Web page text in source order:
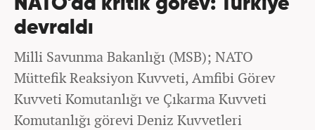
NATO'da kritik görev: Türkiye
devraldı
Milli Savunma Bakanlığı (MSB); NATO
Müttefik Reaksiyon Kuvveti, Amfibi Görev
Kuvveti Komutanlığı ve Çıkarma Kuvveti
Komutanlığı görevi Deniz Kuvvetleri